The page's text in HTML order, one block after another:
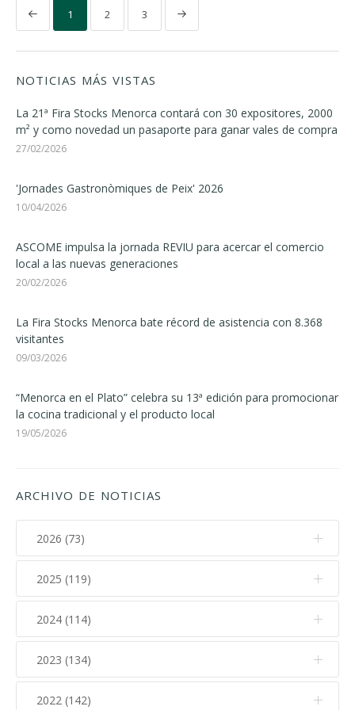
1 2 3
NOTICIAS MÁS VISTAS
La 21ª Fira Stocks Menorca contará con 30 expositores, 2000
m² y como novedad un pasaporte para ganar vales de compra
27/02/2026
'Jornades Gastronòmiques de Peix' 2026
10/04/2026
ASCOME impulsa la jornada REVIU para acercar el comercio
local a las nuevas generaciones
20/02/2026
La Fira Stocks Menorca bate récord de asistencia con 8.368
visitantes
09/03/2026
“Menorca en el Plato” celebra su 13ª edición para promocionar
la cocina tradicional y el producto local
19/05/2026
ARCHIVO DE NOTICIAS
2026 (73)
Agosto (2)
Julio (11)
Junio (7)
Mayo (9)
2025 (119)
Diciembre (12)
Noviembre (17)
Octubre (15)
2024 (114)
Diciembre (10)
Noviembre (14)
2023 (134)
Diciembre (11)
2022 (142)